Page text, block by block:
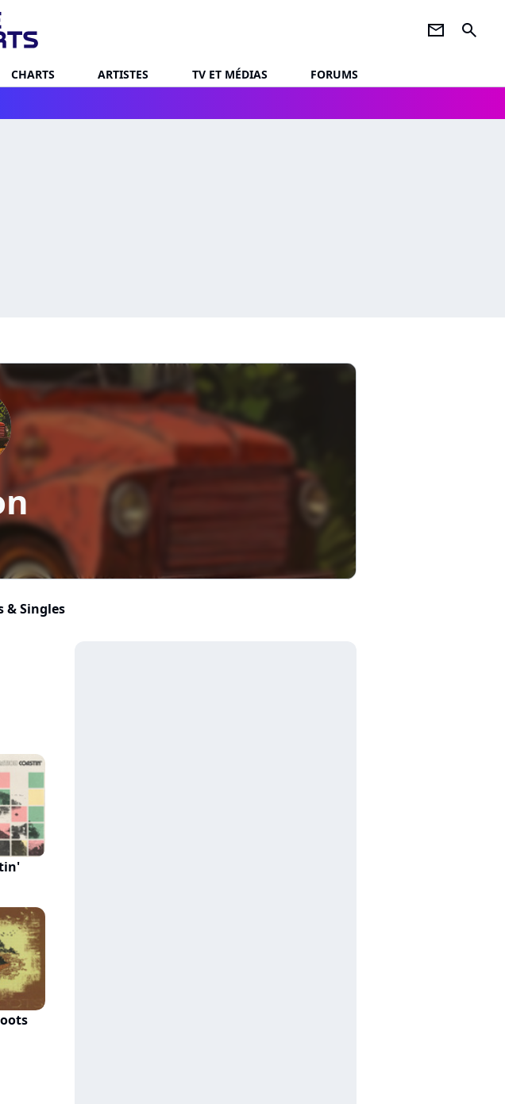
newsletter search
CHARTS ARTISTES TV ET MÉDIAS
FORUMS
& Singles